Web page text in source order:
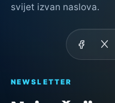
svijet izvan naslova.
NEWSLETTER